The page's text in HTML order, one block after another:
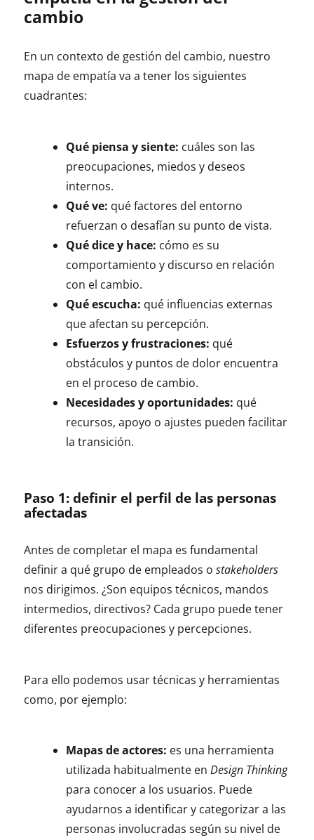
cambio
En un contexto de gestión del cambio, nuestro
mapa de empatía va a tener los siguientes
cuadrantes:
Qué piensa y siente: cuáles son las
preocupaciones, miedos y deseos
internos.
Qué ve: qué factores del entorno
refuerzan o desafían su punto de vista.
Qué dice y hace: cómo es su
comportamiento y discurso en relación
con el cambio.
Qué escucha: qué influencias externas
que afectan su percepción.
Esfuerzos y frustraciones: qué
obstáculos y puntos de dolor encuentra
en el proceso de cambio.
Necesidades y oportunidades: qué
recursos, apoyo o ajustes pueden facilitar
la transición.
Paso 1: definir el perfil de las personas
afectadas
Antes de completar el mapa es fundamental
definir a qué grupo de empleados ostakeholders
nos dirigimos. ¿Son equipos técnicos, mandos
intermedios, directivos? Cada grupo puede tener
diferentes preocupaciones y percepciones.
Para ello podemos usar técnicas y herramientas
como, por ejemplo:
Mapas de actores: es una herramienta
utilizada habitualmente enDesign Thinking
para conocer a los usuarios. Puede
ayudarnos a identificar y categorizar a las
personas involucradas según su nivel de